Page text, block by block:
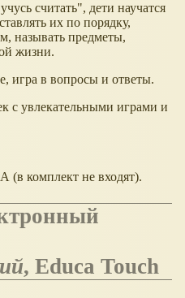
считать", дети научатся
их по порядку,
называть предметы,
жизни.
игра в вопросы и ответы.
с увлекательными играми и
(в комплект не входят).
, Educa Touch